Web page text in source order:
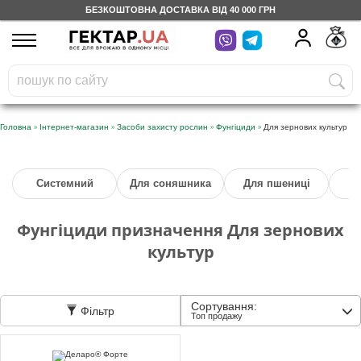
БЕЗКОШТОВНА ДОСТАВКА ВІД 40 000 ГРН
UA
На вашому
бонусному рахунку
грн
Безкоштовно по Україні
Категорії
Щоденник
Доставка
Головна » Інтернет-магазин » Засоби захисту рослин » Фунгіциди » Для зернових культур
Системний Для соняшника Для пшениці
Фунгіциди призначення Для зернових
культур
Фільтр Сортування:
Топ продажу